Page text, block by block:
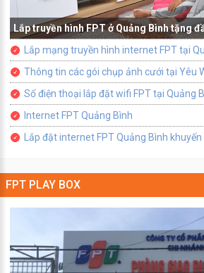
Lắp truyền hình FPT ở Quảng Bình tặng
Lắp mạng truyền hình internet FPT tại
Thông tin các gói chụp ảnh cưới tại Yêu
Số điện thoại lắp đặt wifi FPT tại Quảng
Internet FPT Quảng Bình
Lắp đặt internet FPT Quảng Bình
FPT PLAY BOX